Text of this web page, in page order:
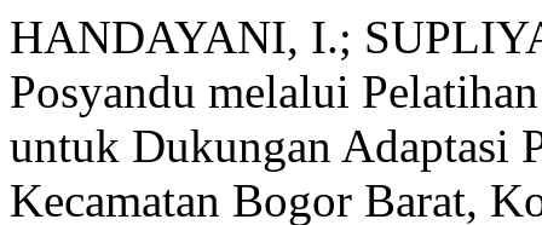
HANDAYANI, I.;
Posyandu melalui
untuk Dukungan Adaptasi
Kecamatan Bogor Barat,